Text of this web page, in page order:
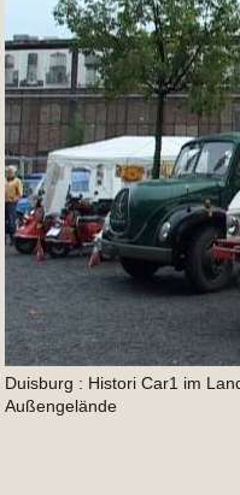
Duisburg : Histori Car1 im
Außengelände